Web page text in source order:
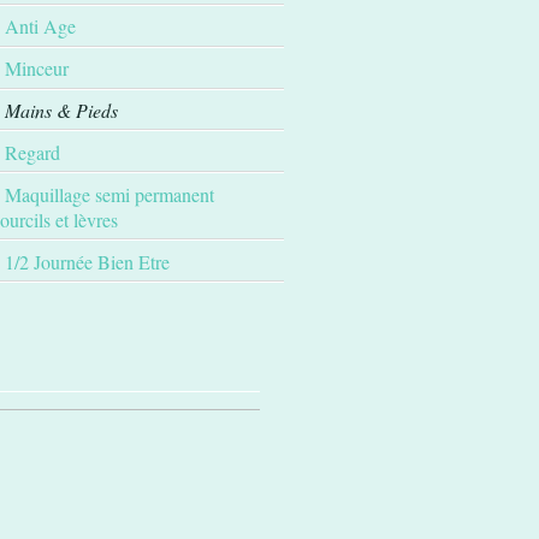
Anti Age
Minceur
Mains & Pieds
Regard
Maquillage semi permanent
et lèvres
1/2 Journée Bien Etre